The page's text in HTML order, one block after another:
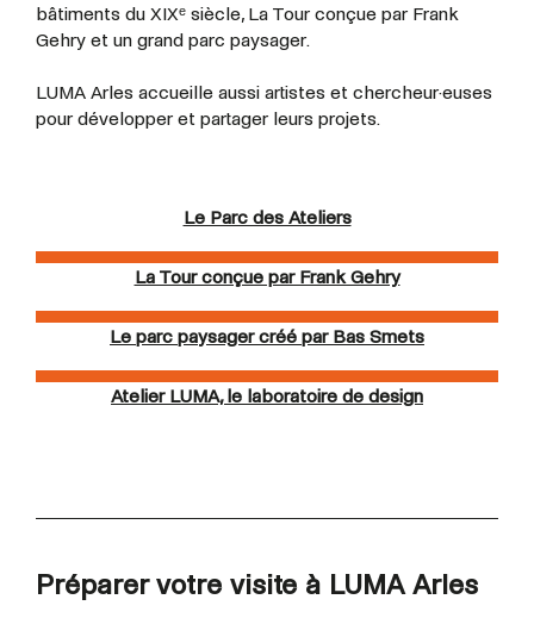
bâtiments du XIXᵉ siècle, La Tour conçue par Frank
Gehry et un grand parc paysager.
LUMA Arles accueille aussi artistes et chercheur·euses
pour développer et partager leurs projets.
Le Parc des Ateliers
La Tour conçue par Frank Gehry
Le parc paysager créé par Bas Smets
Atelier LUMA, le laboratoire de design
Préparer votre visite à LUMA Arles